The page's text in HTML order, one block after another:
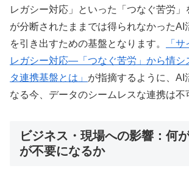
レガシー対応」といった「つなぐ苦労」
が分断されたままでは得られなかったAI
を引き出すための基盤となります。
「
レガシー対応—「つなぐ苦労」から情シ
タ連携基盤とは」 が指摘するように、AI
なる今、データのシームレスな連携は不
ビジネス・現場への影響：何
が不要になるか